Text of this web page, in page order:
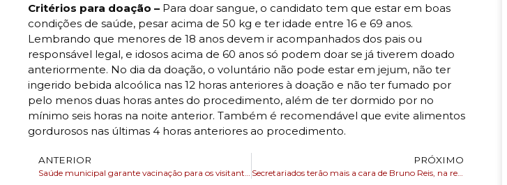
Critérios para doação – Para doar sangue, o candidato tem que estar em boas
condições de saúde, pesar acima de 50 kg e ter idade entre 16 e 69 anos.
Lembrando que menores de 18 anos devem ir acompanhados dos pais ou
responsável legal, e idosos acima de 60 anos só podem doar se já tiverem doado
anteriormente. No dia da doação, o voluntário não pode estar em jejum, não ter
ingerido bebida alcoólica nas 12 horas anteriores à doação e não ter fumado por
pelo menos duas horas antes do procedimento, além de ter dormido por no
mínimo seis horas na noite anterior. Também é recomendável que evite alimentos
gordurosos nas últimas 4 horas anteriores ao procedimento.
ANTERIOR PRÓXIMO
Secretariados terão mais a cara de Bruno Reis, na reforma administrativa em Salvador